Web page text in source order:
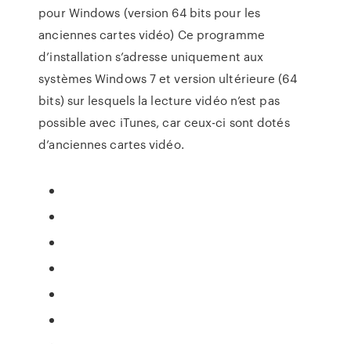
pour Windows (version 64 bits pour les
anciennes cartes vidéo) Ce programme
d’installation s’adresse uniquement aux
systèmes Windows 7 et version ultérieure (64
bits) sur lesquels la lecture vidéo n’est pas
possible avec iTunes, car ceux-ci sont dotés
d’anciennes cartes vidéo.